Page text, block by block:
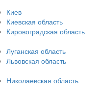
Киев
Киевская область
Кировоградская область
Луганская область
Львовская область
Николаевская область